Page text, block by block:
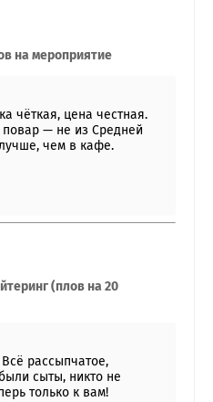
на мероприятие
чёткая, цена честная.
повар — не из Средней
чем в кафе.
(плов на 20
рассыпчатое,
сыты, никто не
только к вам!